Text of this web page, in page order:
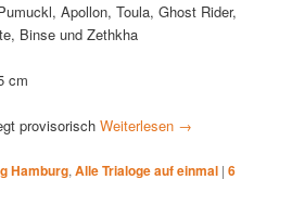
Apollon, Toula, Ghost Rider,
Binse und Zethkha
cm
provisorischWeiterlesen →
Hamburg,Alle Trialoge auf einmal |6